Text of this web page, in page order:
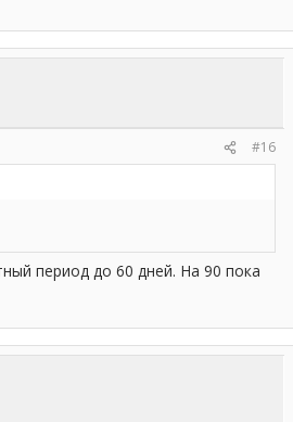
#16
период до 60 дней. На 90 пока